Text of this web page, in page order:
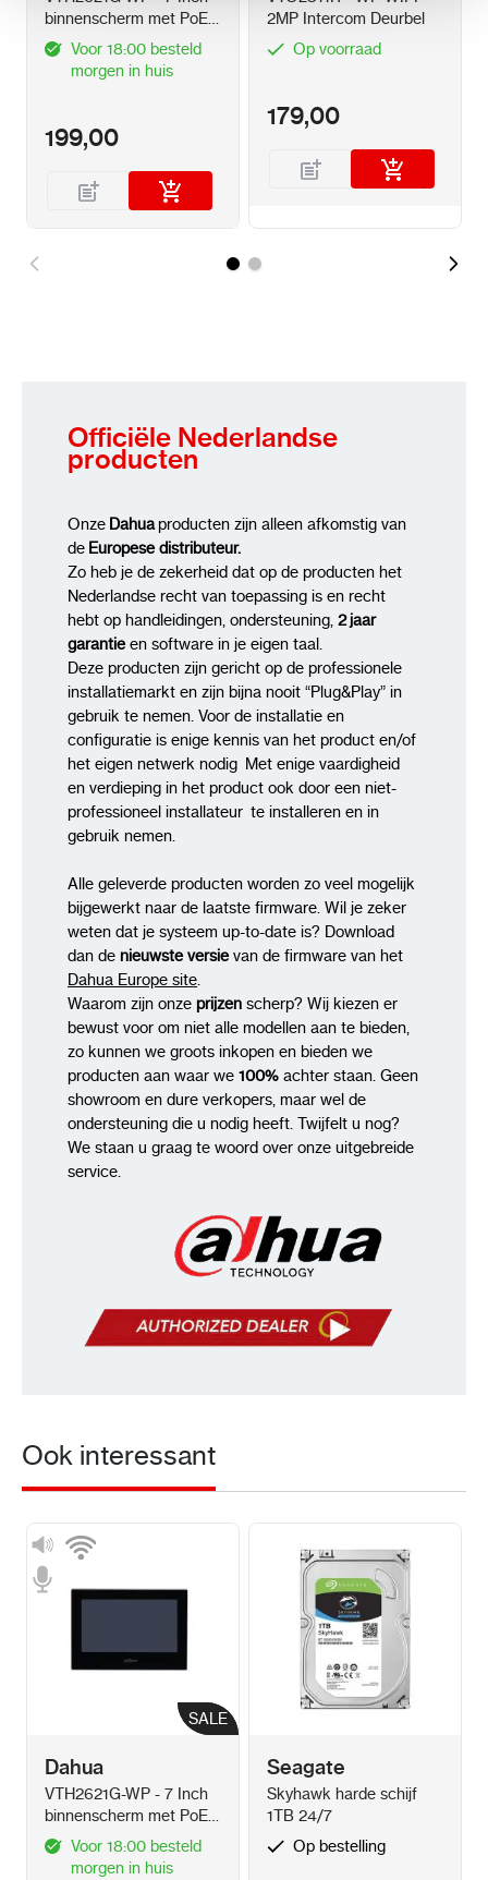
Verbruik: ≤2W (inactief), ≤6W (in bedrijf)
Bedrijfstemperatuur -10°C ~ +55°C
Relatieve vochtigheid 10% ~ 95% (niet-
condenserend)
Niet geschikt voor buiten
Omhulsel van polycarbonaat en ABS-kunststof
opbouw
Certificeringen CE, FCC
binnenscherm met PoE
of Wifi-Zwart
Voor 18:00 besteld
morgen in huis
199,00
2MP Intercom Deurbel
Op voorraad
179,00
Officiële Nederlandse
producten
Onze Dahuaproducten zijn alleen afkomstig van
de Europese distributeur.
Zo heb je de zekerheid dat op de producten het
Nederlandse recht van toepassing is en recht
hebt op handleidingen, ondersteuning, 2 jaar
garantieen software in je eigen taal.
Deze producten zijn gericht op de professionele
installatiemarkt en zijn bijna nooit “Plug&Play” in
gebruik te nemen. Voor de installatie en
configuratie is enige kennis van het product en/of
het eigen netwerk nodig Met enige vaardigheid
en verdieping in het product ook door een niet-
professioneel installateur te installeren en in
gebruik nemen.
Alle geleverde producten worden zo veel mogelijk
bijgewerkt naar de laatste firmware. Wil je zeker
weten dat je systeem up-to-date is? Download
dan de nieuwste versievan de firmware van het
Dahua Europe site.
Waarom zijn onze prijzen scherp? Wij kiezen er
bewust voor om niet alle modellen aan te bieden,
zo kunnen we groots inkopen en bieden we
producten aan waar we 100% achter staan. Geen
showroom en dure verkopers, maar wel de
ondersteuning die u nodig heeft. Twijfelt u nog?
We staan u graag te woord over onze uitgebreide
service.
Ook interessant
SALE
SALE
Dahua
VTH2621G-WP - 7 Inch
binnenscherm met PoE
of Wifi-Zwart
Voor 18:00 besteld
morgen in huis
Seagate
Skyhawk harde schijf
1TB 24/7
Op bestelling